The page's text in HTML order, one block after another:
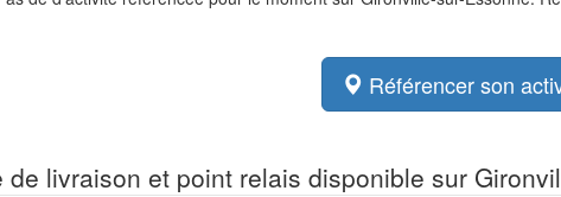
Référencer son
de livraison et point relais disponible sur